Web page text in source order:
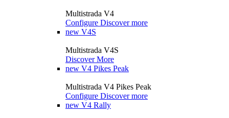
Multistrada V4
Configure Discover more
new V4S
Multistrada V4S
Discover More
new V4 Pikes Peak
Multistrada V4 Pikes Peak
Configure Discover more
new V4 Rally